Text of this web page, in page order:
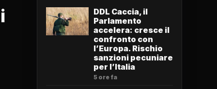
DDL Caccia, il
Parlamento
accelera: cresce il
confronto con
l’Europa. Rischio
sanzioni pecuniare
per l’Italia
5 ore fa